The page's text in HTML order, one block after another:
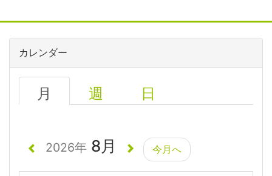
カレンダー
月 週 日
2026年 8月 今月へ